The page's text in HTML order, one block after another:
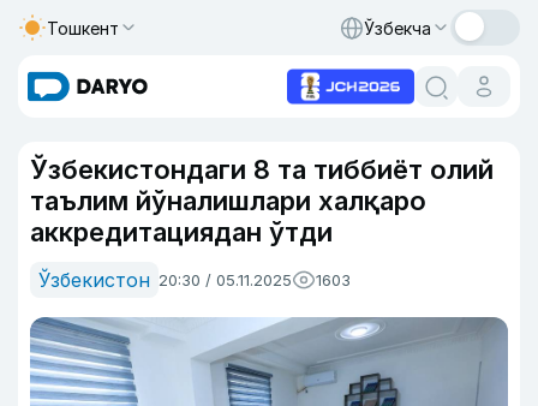
Тошкент Ўзбекча
Ўзбекистондаги 8 та тиббиёт олий
таълим йўналишлари халқаро
аккредитациядан ўтди
Ўзбекистон 20:30 / 05.11.2025 1603